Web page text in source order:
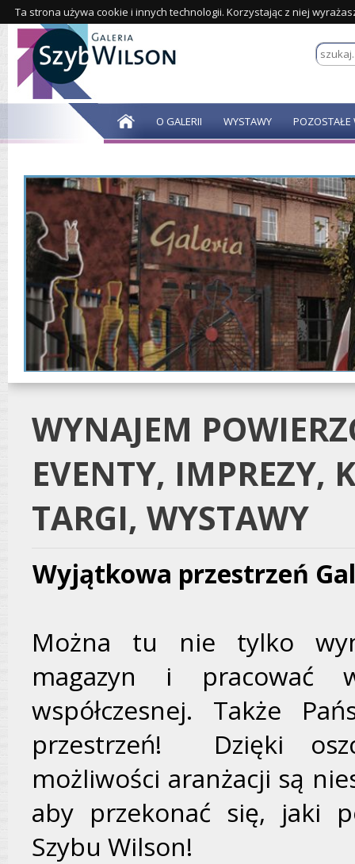
Ta strona używa cookie i innych technologii. Korzystając z niej
O GALERII WYSTAWY POZOSTAŁE
WYNAJEM
EVENTY, IMPREZY,
TARGI, WYSTAWY
Wyjątkowa przestrzeń
Można tu nie tylko
magazyn i pracować
współczesnej. Także
przestrzeń! Dzięki
możliwości aranżacji są
aby przekonać się, jaki
Szybu Wilson!